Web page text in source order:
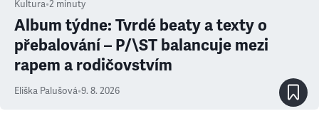
Kultura•2 minuty
Album týdne: Tvrdé beaty a texty o
přebalování – P/\ST balancuje mezi
rapem a rodičovstvím
Eliška Palušová•9. 8. 2026